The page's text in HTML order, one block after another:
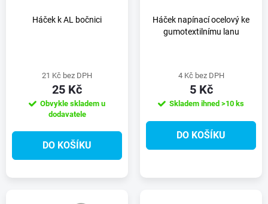
d
u
u
Háček k AL bočnici
21 Kč bez DPH
25 Kč
Obvykle skladem u
dodavatele
DO KOŠÍKU
Háček napínací ocelový ke
gumotextilnímu lanu
4 Kč bez DPH
5 Kč
Skladem ihned >10 ks
DO KOŠÍKU